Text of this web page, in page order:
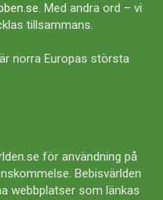
. Med andra ord – vi
tillsammans.
norra Europas största
för användning på
Bebisvärlden
webbplatser som länkas